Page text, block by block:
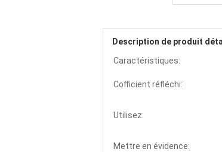
Description de produit
Caractéristiques:
Cofficient réfléchi:
Utilisez:
Mettre en évidence: